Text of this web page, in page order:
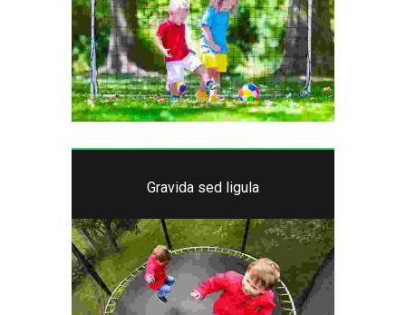
Gravida sed ligula